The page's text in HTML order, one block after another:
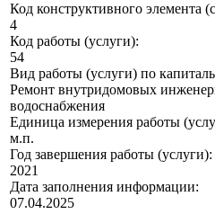
Код конструктивного элемента
4
Код работы (услуги):
54
Вид работы (услуги) по
Ремонт внутридомовых
водоснабжения
Единица измерения работы
м.п.
Год завершения работы (услуги):
2021
Дата заполнения информации:
07.04.2025